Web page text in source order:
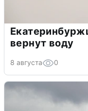
вернут воду
8 августа 0